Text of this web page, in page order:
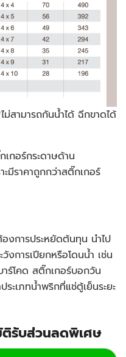
ม่สามารถกันน้ำได้ ฉีกขาดได้
กอร์กระดาษด้าน
มีราคาถูกกว่าสติ๊กเกอร์
องการประหยัดต้นทุน นำไป
งการเปียกหรือโดนน้ำ เช่น
ร์โคด สติ๊กเกอร์บอกวัน
ะเภทน้ำพริกที่แช่ตู้เย็นระยะ
รับส่วนลดพิเศษ